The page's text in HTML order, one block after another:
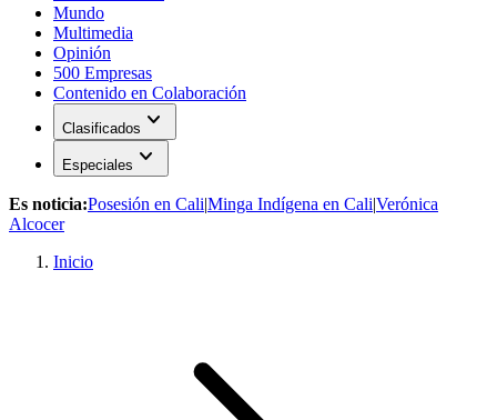
Mundo
Multimedia
Opinión
500 Empresas
Contenido en Colaboración
Clasificados expand_more
Especiales expand_more
Es noticia:Posesión en Cali|Minga Indígena en Cali|Verónica
Alcocer
Inicio